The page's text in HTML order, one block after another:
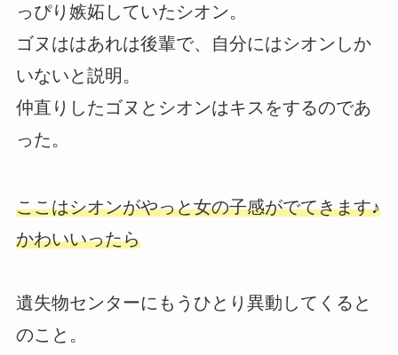
っぴり嫉妬していたシオン。
ゴヌははあれは後輩で、自分にはシオンしか
いないと説明。
仲直りしたゴヌとシオンはキスをするのであ
った。
ここはシオンがやっと女の子感がでてきます♪
かわいいったら
遺失物センターにもうひとり異動してくると
のこと。